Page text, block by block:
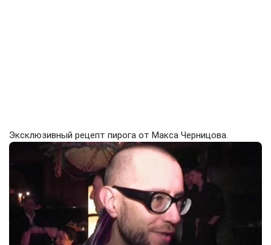
Эксклюзивный рецепт пирога от Макса Черницова.